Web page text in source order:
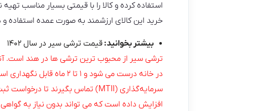
استفاده کرده و کالا را با قیمتی بسیار مناسب
خرید این کالای ارزشمند به صورت عمده استفاده
بیشتر بخوانید: قیمت ترشی سیر در سال ۱۴۰۲
ترشی سیر از محبوب ترین ترشی ها در هند است.
در خانه درست می شود و ۱
افزایش داده است که می تواند بدون نیاز به گواهی